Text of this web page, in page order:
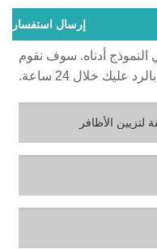
إرسال استفسار
النموذج أدناه. سوف نقوم
بالرد عليك خلال 24 ساعة.